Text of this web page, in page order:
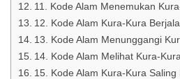
11. Kode Alam Menemukan
12. Kode Alam Kura-Kura
13. Kode Alam Menunggangi
14. Kode Alam Melihat Kura-
15. Kode Alam Kura-Kura